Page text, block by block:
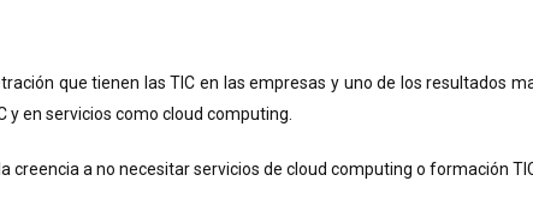
que tienen las TIC en las empresas y uno de los resultados
en servicios como cloud computing.
creencia a no necesitar servicios de cloud computing o formación